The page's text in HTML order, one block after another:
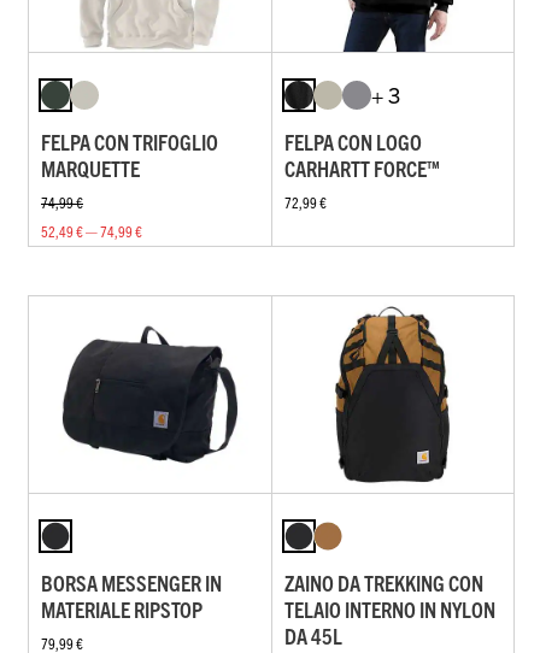
FELPA CON TRIFOGLIO
MARQUETTE
74,99 €
52,49 € — 74,99 €
+ 3
FELPA CON LOGO
CARHARTT FORCE™
72,99 €
BORSA MESSENGER IN
MATERIALE RIPSTOP
79,99 €
ZAINO DA TREKKING CON
TELAIO INTERNO IN NYLON
DA 45L